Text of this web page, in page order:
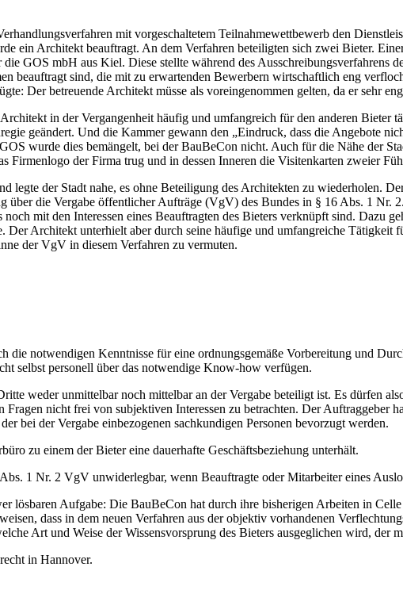
mit vorgeschaltetem Teilnahmewettbewerb den
ein Architekt beauftragt. An dem Verfahren beteiligten sich zwei Bieter.
GOS mbH aus Kiel. Diese stellte während des Ausschreibungsverfahrens
beauftragt sind, die mit zu erwartenden Bewerbern wirtschaftlich eng
Der betreuende Architekt müsse als voreingenommen gelten, da er sehr
in der Vergangenheit häufig und umfangreich für den anderen Bieter
geändert. Und die Kammer gewann den „Eindruck, dass die Angebote
wurde dies bemängelt, bei der BauBeCon nicht. Auch für die Nähe der
Firmenlogo der Firma trug und in dessen Inneren die Visitenkarten zweier
legte der Stadt nahe, es ohne Beteiligung des Architekten zu wiederholen.
über die Vergabe öffentlicher Aufträge (VgV) des Bundes in § 16 Abs. 1 Nr.
mit den Interessen eines Beauftragten des Bieters verknüpft sind. Dazu
Der Architekt unterhielt aber durch seine häufige und umfangreiche
der VgV in diesem Verfahren zu vermuten.
die notwendigen Kenntnisse für eine ordnungsgemäße Vorbereitung und
selbst personell über das notwendige Know-how verfügen.
weder unmittelbar noch mittelbar an der Vergabe beteiligt ist. Es dürfen
nicht frei von subjektiven Interessen zu betrachten. Der Auftraggeber
bei der Vergabe einbezogenen sachkundigen Personen bevorzugt werden.
zu einem der Bieter eine dauerhafte Geschäftsbeziehung unterhält.
1 Nr. 2 VgV unwiderlegbar, wenn Beauftragte oder Mitarbeiter eines
lösbaren Aufgabe: Die BauBeCon hat durch ihre bisherigen Arbeiten in
dass in dem neuen Verfahren aus der objektiv vorhandenen
Art und Weise der Wissensvorsprung des Bieters ausgeglichen wird, der
in Hannover.